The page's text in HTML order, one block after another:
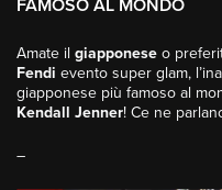
FAMOSO AL MONDO
Amate il giapponese o
Fendi evento super glam,
giapponese più famoso al
Kendall Jenner! Ce ne
–